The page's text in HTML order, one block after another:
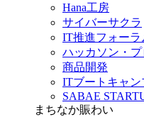
Hana工房
サイバーサクラ
IT推進フォーラ
ハッカソン・
商品開発
ITブートキャン
SABAE
まちなか賑わい